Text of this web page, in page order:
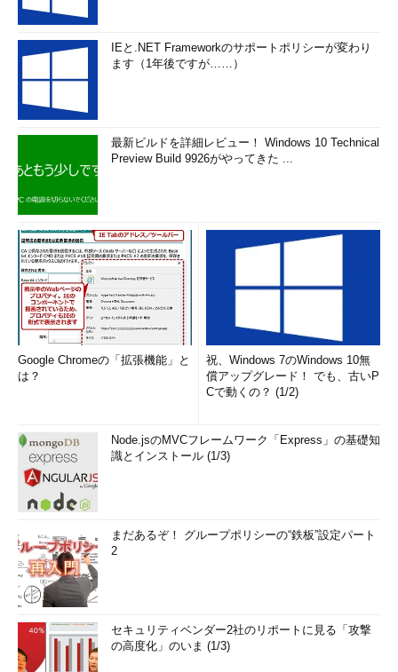
IEと.NET Frameworkのサポートポリシーが変わり
ます（1年後ですが……）
最新ビルドを詳細レビュー！ Windows 10 Technical
Preview Build 9926がやってきた ...
Google Chromeの「拡張機能」と
は？
祝、Windows 7のWindows 10無
償アップグレード！ でも、古いP
Cで動くの？ (1/2)
Node.jsのMVCフレームワーク「Express」の基礎知
識とインストール (1/3)
まだあるぞ！ グループポリシーの“鉄板”設定パート
2
セキュリティベンダー2社のリポートに見る「攻撃
の高度化」のいま (1/3)